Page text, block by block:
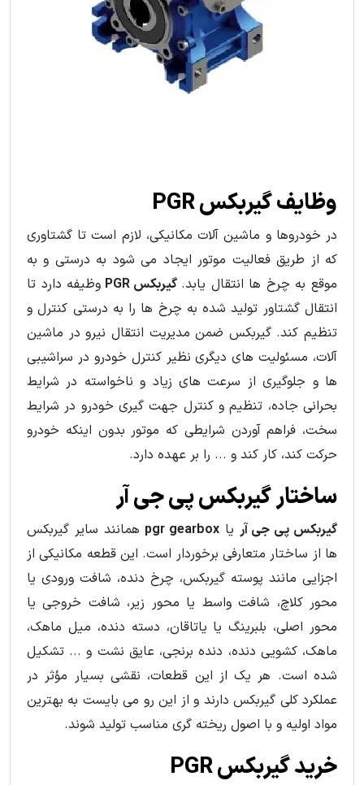
وظایف گیربکس PGR
در خودروها و ماشین آلات مکانیکی، لازم است تا گشتاوری
که از طریق فعالیت موتور ایجاد می شود به درستی و به
موقع به چرخ ها انتقال یابد. گیربکس PGR
وظیفه دارد تا
انتقال گشتاور تولید شده به چرخ ها را به درستی کنترل و
تنظیم کند. گیربکس ضمن مدیریت انتقال نیرو در ماشین
آلات، مسئولیت های دیگری نظیر کنترل خودرو در سراشیبی
ها و جلوگیری از سرعت های زیاد و ناخواسته در شرایط
بحرانی جاده، تنظیم و کنترل جهت گیری خودرو در شرایط
سخت، فراهم آوردن شرایطی که موتور بدون اینکه خودرو
حرکت کند، کار کند و ... را بر عهده دارد.
ساختار گیربکس پی جی آر
گیربکس پی جی آر یا pgr gearbox همانند سایر گیربکس
ها از ساختار متعارفی برخوردار است. این قطعه مکانیکی از
اجزایی مانند پوسته گیربکس، چرخ دنده، شافت ورودی یا
محور کلاچ، شافت واسط یا محور زیر، شافت خروجی یا
محور اصلی، بلبرینگ یا یاتاقان، دسته دنده، میل ماهک،
ماهک، کشویی دنده، دنده برنجی، عایق نشت و ... تشکیل
شده است. هر یک از این قطعات، نقشی بسیار مؤثر در
عملکرد کلی گیربکس دارند و از این رو می بایست به بهترین
مواد اولیه و با اصول ریخته گری مناسب تولید شوند.
خرید گیربکس PGR